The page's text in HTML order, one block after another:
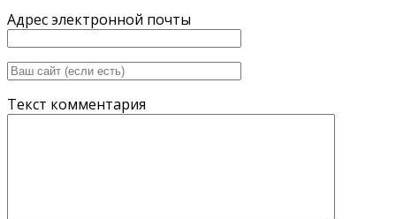
Адрес электронной почты
Текст комментария